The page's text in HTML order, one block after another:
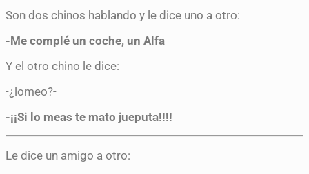
Son dos chinos hablando y le dice uno a otro:
-Me complé un coche, un Alfa
Y el otro chino le dice:
-¿lomeo?-
-¡¡Si lo meas te mato jueputa!!!!
Le dice un amigo a otro: